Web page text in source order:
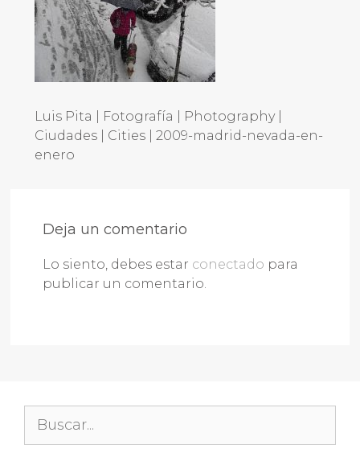
Luis Pita | Fotografía | Photography |
Ciudades | Cities | 2009-madrid-nevada-en-
enero
Deja un comentario
Lo siento, debes estar conectado para
publicar un comentario.